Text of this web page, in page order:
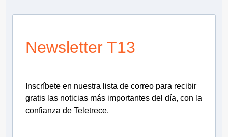
Newsletter T13
Inscríbete en nuestra lista de correo para recibir
gratis las noticias más importantes del día, con la
confianza de Teletrece.